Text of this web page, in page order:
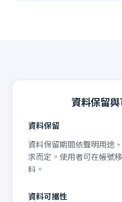
資料保留
資料保留
資料保留期間依聲明用途
求而定。使用者可在帳號
料。
資料可攜性